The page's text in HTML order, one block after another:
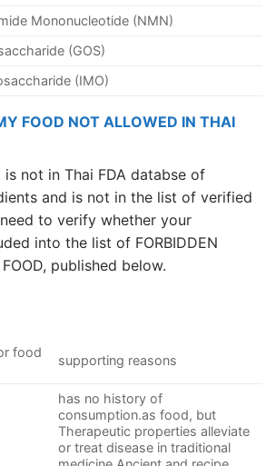
Mononucleotide (NMN)
(GOS)
(IMO)
FOOD NOT ALLOWED IN THAI
not in Thai FDA databse of
and is not in the list of verified
to verify whether your
into the list of FORBIDDEN
FOOD, published below.
food
supporting reasons
has no history of
consumption.as food, but
Therapeutic properties alleviate
or treat disease in traditional